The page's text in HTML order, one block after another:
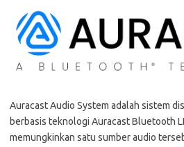
Auracast Audio System adalah sistem
berbasis teknologi Auracast Bluetooth
memungkinkan satu sumber audio